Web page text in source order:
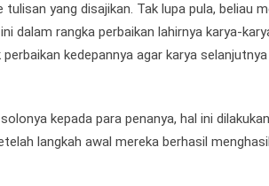
yang disajikan. Tak lupa pula, beliau
rangka perbaikan lahirnya karya-
kedepannya agar karya selanjutnya
kepada para penanya, hal ini
langkah awal mereka berhasil